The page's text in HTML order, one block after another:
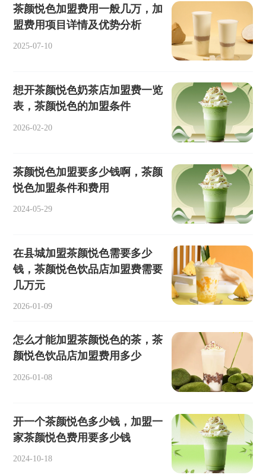
茶颜悦色加盟费用一般几万，加
盟费用项目详情及优势分析
2025-07-10
想开茶颜悦色奶茶店加盟费一览
表，茶颜悦色的加盟条件
2026-02-20
茶颜悦色加盟要多少钱啊，茶颜
悦色加盟条件和费用
2024-05-29
在县城加盟茶颜悦色需要多少
钱，茶颜悦色饮品店加盟费需要
几万元
2026-01-09
怎么才能加盟茶颜悦色的茶，茶
颜悦色饮品店加盟费用多少
2026-01-08
开一个茶颜悦色多少钱，加盟一
家茶颜悦色费用要多少钱
2024-10-18